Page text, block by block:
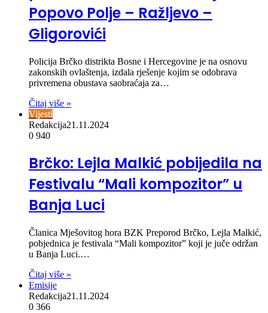
Popovo Polje – Ražljevo –
Gligorovići
Policija Brčko distrikta Bosne i Hercegovine je na osnovu
zakonskih ovlaštenja, izdala rješenje kojim se odobrava
privremena obustava saobraćaja za…
Čitaj više »
Vijesti
Redakcija21.11.2024
0 940
Brčko: Lejla Malkić pobijedila na
Festivalu “Mali kompozitor” u
Banja Luci
Članica Mješovitog hora BZK Preporod Brčko, Lejla Malkić,
pobjednica je festivala “Mali kompozitor” koji je juče održan
u Banja Luci.…
Čitaj više »
Emisije
Redakcija21.11.2024
0 366